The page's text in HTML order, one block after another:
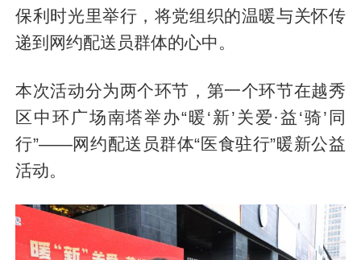
保利时光里举行，将党组织的温暖与关怀传
递到网约配送员群体的心中。
本次活动分为两个环节，第一个环节在越秀
区中环广场南塔举办“暖‘新’关爱·益‘骑’同
行”——网约配送员群体“医食驻行”暖新公益
活动。